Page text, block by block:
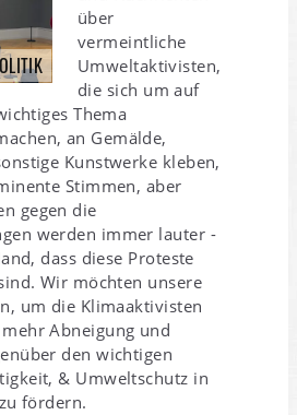
über
vermeintliche
Umweltaktivisten,
die sich um auf
Thema
an Gemälde,
Kunstwerke kleben,
Stimmen, aber
gegen die
werden immer lauter -
dass diese Proteste
Wir möchten unsere
um die Klimaaktivisten
Abneigung und
den wichtigen
& Umweltschutz in
fördern.